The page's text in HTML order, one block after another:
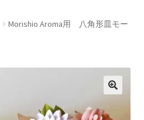
Morishio Aroma用 八角形皿モー